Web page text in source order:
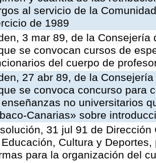
al servicio de la
de 1989
3 mar 89, de la
se convocan cursos de
del cuerpo de
27 abr 89, de la
se convoca concurso para
no universitarios
Canarias» sobre
31 jul 91 de
Cultura y
para la organización del